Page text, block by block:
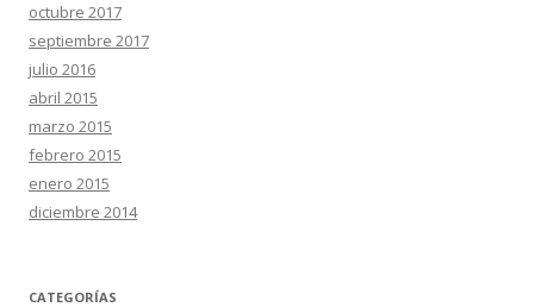
octubre 2017
septiembre 2017
julio 2016
abril 2015
marzo 2015
febrero 2015
enero 2015
diciembre 2014
CATEGORÍAS